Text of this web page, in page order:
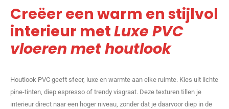
Creëer een warm en stijlvol
interieur metLuxe PVC
vloeren met houtlook
Houtlook PVC geeft sfeer, luxe en warmte aan elke ruimte. Kies uit lichte
pine-tinten, diep espresso of trendy visgraat. Deze texturen tillen je
interieur direct naar een hoger niveau, zonder dat je daarvoor diep in de